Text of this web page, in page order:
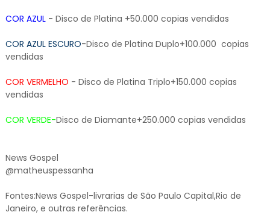
COR AZUL- Disco de Platina +50.000 copias vendidas
COR AZUL ESCURO-Disco de Platina Duplo+100.000 copias
vendidas
COR VERMELHO - Disco de Platina Triplo+150.000 copias
vendidas
COR VERDE-Disco de Diamante+250.000 copias vendidas
News Gospel
@matheuspessanha
Fontes:News Gospel-livrarias de São Paulo Capital,Rio de
Janeiro, e outras referências.